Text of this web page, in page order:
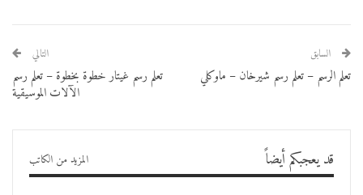
السابق
تعلم الرسم – تعلم رسم شيرخان – ماوكلي
التالي
تعلم رسم غيتار خطوة بخطوة – تعلم رسم
الآلات الموسيقية
قد يعجبكم أيضاً المزيد من الكاتب